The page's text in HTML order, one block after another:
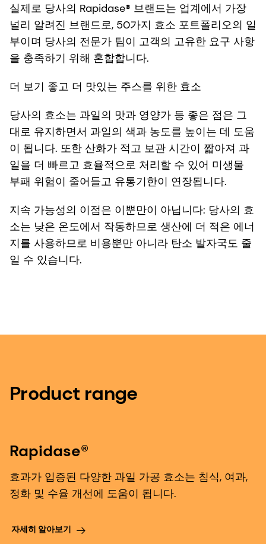
실제로 당사의 Rapidase® 브랜드는 업계에서 가장
널리 알려진 브랜드로, 50가지 효소 포트폴리오의 일
부이며 당사의 전문가 팀이 고객의 고유한 요구 사항
을 충족하기 위해 혼합합니다.
더 보기 좋고 더 맛있는 주스를 위한 효소
당사의 효소는 과일의 맛과 영양가 등 좋은 점은 그
대로 유지하면서 과일의 색과 농도를 높이는 데 도움
이 됩니다. 또한 산화가 적고 보관 시간이 짧아져 과
일을 더 빠르고 효율적으로 처리할 수 있어 미생물
부패 위험이 줄어들고 유통기한이 연장됩니다.
지속 가능성의 이점은 이뿐만이 아닙니다: 당사의 효
소는 낮은 온도에서 작동하므로 생산에 더 적은 에너
지를 사용하므로 비용뿐만 아니라 탄소 발자국도 줄
일 수 있습니다.
Product range
Rapidase®
효과가 입증된 다양한 과일 가공 효소는 침식, 여과,
정화 및 수율 개선에 도움이 됩니다.
자세히 알아보기